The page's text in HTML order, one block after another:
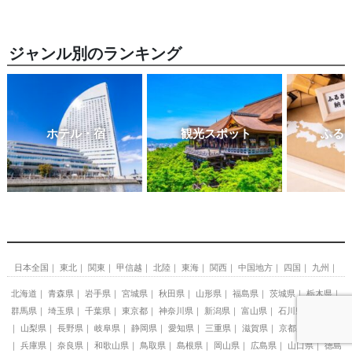
ジャンル別のランキング
ホテル・宿 観光スポット ふる
日本全国 東北 関東 甲信越 北陸 東海 関西 中国地方 四国 九州
北海道 青森県 岩手県 宮城県 秋田県 山形県 福島県 茨城県
栃木県
群馬県
埼玉県 千葉県 東京都 神奈川県 新潟県 富山県 石川県
山梨県
長野県 岐阜県 静岡県 愛知県 三重県 滋賀県 京都府
兵庫県
奈良県 和歌山県 鳥取県 島根県 岡山県 広島県 山口県 徳島